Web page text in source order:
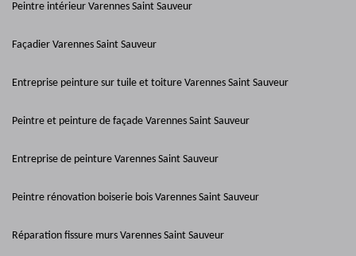
Peintre intérieur Varennes Saint Sauveur
Façadier Varennes Saint Sauveur
Entreprise peinture sur tuile et toiture Varennes Saint Sauveur
Peintre et peinture de façade Varennes Saint Sauveur
Entreprise de peinture Varennes Saint Sauveur
Peintre rénovation boiserie bois Varennes Saint Sauveur
Réparation fissure murs Varennes Saint Sauveur